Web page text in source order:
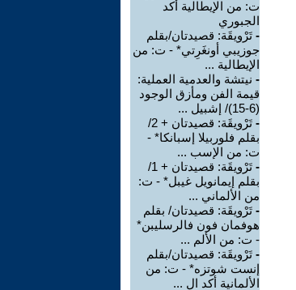
ت: من الإيطالية أكد
الجبوري
- تَرْويقَة: قصيدتان/بقلم
جوزيبي أونغَرِتي* - ت: من
الإيطالية ...
- نيتشة والعدمية العملية:
قيمة الفن ومأزق الوجود
(6-15)/ إشبيل ...
-
تَرْويقَة: قصيدتان + 2/
بقلم فلوربيلا إسبانكا* -
ت: من الإسب ...
-
تَرْويقَة: قصيدتان + 1/
بقلم إيمانويل غيبل* - ت:
من الألماني ...
- تَرْويقَة: قصيدتان/ بقلم
هوفمان فون فالرسليبن*
- ت: من الألم ...
- تَرْويقَة: قصيدتان/بقلم
إنست شوتزه* - ت: من
الألمانية أكد ال ...